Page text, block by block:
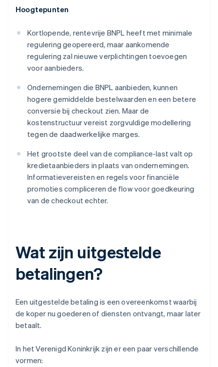
Hoogtepunten
Kortlopende, rentevrije BNPL heeft met minimale
regulering geopereerd, maar aankomende
regulering zal nieuwe verplichtingen toevoegen
voor aanbieders.
Ondernemingen die BNPL aanbieden, kunnen
hogere gemiddelde bestelwaarden en een betere
conversie bij checkout zien. Maar de
kostenstructuur vereist zorgvuldige modellering
tegen de daadwerkelijke marges.
Het grootste deel van de compliance-last valt op
kredietaanbieders in plaats van ondernemingen.
Informatievereisten en regels voor financiële
promoties compliceren de flow voor goedkeuring
van de checkout echter.
Wat zijn uitgestelde
betalingen?
Een uitgestelde betaling is een overeenkomst waarbij
de koper nu goederen of diensten ontvangt, maar later
betaalt.
In het Verenigd Koninkrijk zijn er een paar verschillende
vormen: